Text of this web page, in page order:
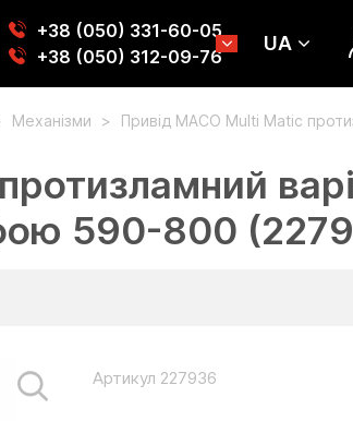
+38 (050) 331-60-05
+38 (050) 312-09-76
UA
Механізми
Привід МАСО Multi Matic
590-800
Артикул 227936